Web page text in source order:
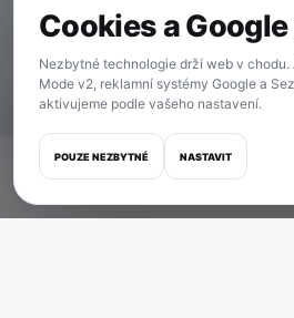
SOUKROMÍ
Cookies a
Nezbytné technologie drží web v
Mode v2, reklamní systémy Google a
aktivujeme podle vašeho nastavení.
POUZE NEZBYTNÉ NASTAVIT